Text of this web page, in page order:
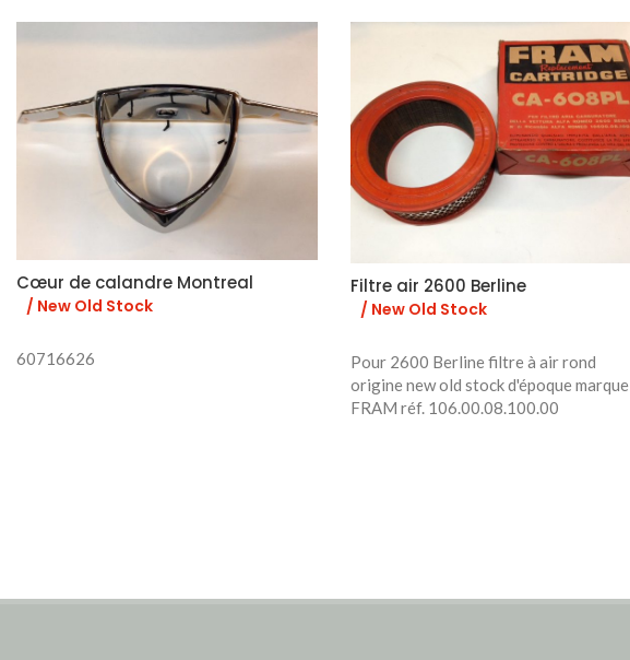
Cœur de calandre Montreal
/ New Old Stock
60716626
Filtre air 2600 Berline
/ New Old Stock
Pour 2600 Berline filtre à air rond
origine new old stock d'époque marque
FRAM réf. 106.00.08.100.00